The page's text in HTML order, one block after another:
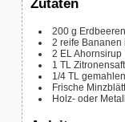
Zutaten
200 g Erdbeeren
2 reife Bananen
2 EL Ahornsirup
1 TL Zitronensaft
1/4 TL
Frische
Holz- oder